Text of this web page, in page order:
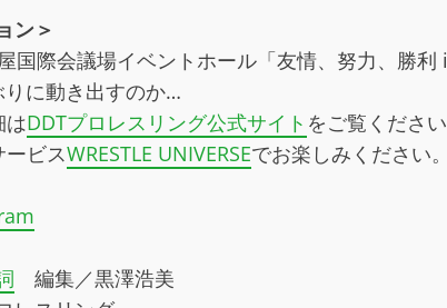
ン＞
国際会議場イベントホール「友情、努力、勝
りに動き出すのか…
はDDTプロレスリング公式サイト をご覧ください
ビスWRESTLE UNIVERSEでお楽しみください。
編集／黒澤浩美